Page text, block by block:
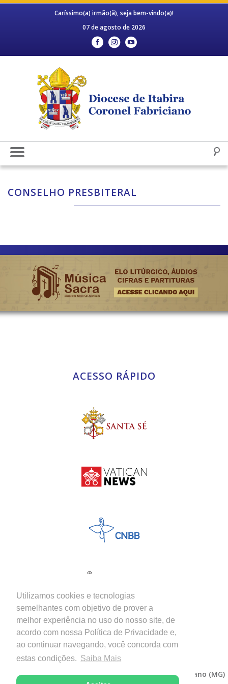
Utilizamos cookies e tecnologias
semelhantes com objetivo de prover a
melhor experiência no uso do nosso site, de
acordo com nossa Política de Privacidade e,
ao continuar navegando, você concorda com
estas condições. Saiba Mais
Caríssimo(a) irmão(ã), seja bem-vindo(a)!
07 de agosto de 2026
CONSELHO PRESBITERAL
ACESSO RÁPIDO
Copyright © 2026 - Diocese de Itabira-Coronel Fabriciano (MG)